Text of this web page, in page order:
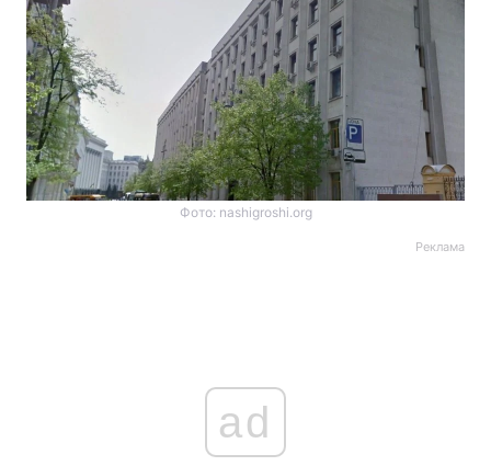
Фото: nashigroshi.org
Реклама
ad